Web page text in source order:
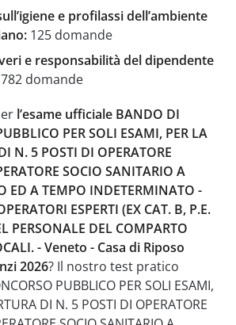
e profilassi dell’ambiente
125 domande
e responsabilità del dipendente
782 domande
l’esame ufficiale BANDO DI
PER SOLI ESAMI, PER LA
N. 5 POSTI DI OPERATORE
SOCIO SANITARIO A
ED A TEMPO INDETERMINATO -
ESPERTI (EX CAT. B, P.E.
PERSONALE DEL COMPARTO
- Veneto - Casa di Riposo
2026? Il nostro test pratico
PUBBLICO PER SOLI ESAMI,
DI N. 5 POSTI DI OPERATORE